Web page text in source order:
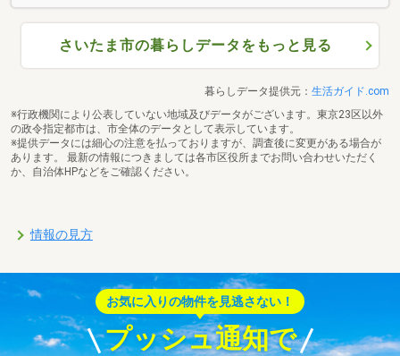
さいたま市の暮らしデータをもっと見る
暮らしデータ提供元： 生活ガイド.com
※行政機関により公表していない地域及びデータがございます。東京23区以外
の政令指定都市は、市全体のデータとして表示しています。
※提供データには細心の注意を払っておりますが、調査後に変更がある場合が
あります。 最新の情報につきましては各市区役所までお問い合わせいただく
か、自治体HPなどをご確認ください。
情報の見方
お気に入りの物件を見逃さない！
プッシュ通知で